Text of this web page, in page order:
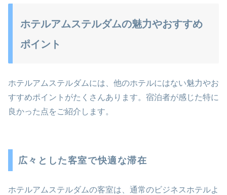
ホテルアムステルダムの魅力やおすすめ
ポイント
ホテルアムステルダムには、他のホテルにはない魅力やお
すすめポイントがたくさんあります。宿泊者が感じた特に
良かった点をご紹介します。
広々とした客室で快適な滞在
ホテルアムステルダムの客室は、通常のビジネスホテルよ